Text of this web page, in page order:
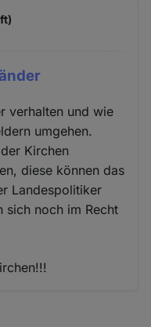
verhalten und wie
umgehen.
Kirchen
diese können das
Landespolitiker
sich noch im Recht